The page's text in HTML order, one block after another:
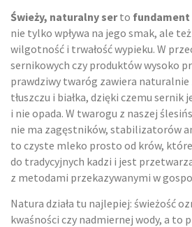
Świeży, naturalny serto fundament
nie tylko wpływa na jego smak, ale
wilgotność i trwałość wypieku. W
sernikowych czy produktów wysoko
prawdziwy twaróg zawiera
tłuszczu i białka, dzięki czemu
i nie opada. W twarogu z naszej
nie ma zagęstników, stabilizatorów
to czyste mleko prosto od krów,
do tradycyjnych kadzi i jest
z metodami przekazywanymi w
Natura działa tu najlepiej: świeżość
kwaśności czy nadmiernej wody, a to